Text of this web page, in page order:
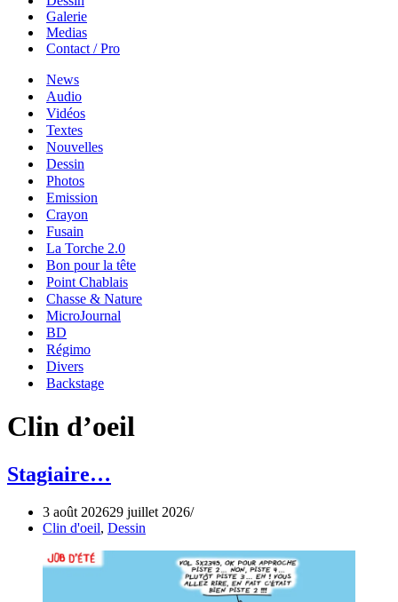
Galerie
Medias
Contact / Pro
News
Audio
Vidéos
Textes
Nouvelles
Dessin
Photos
Emission
Crayon
Fusain
La Torche 2.0
Bon pour la tête
Point Chablais
Chasse & Nature
MicroJournal
BD
Régimo
Divers
Backstage
Clin d’oeil
Stagiaire…
3 août 202629 juillet 2026
Clin d'oeil, Dessin